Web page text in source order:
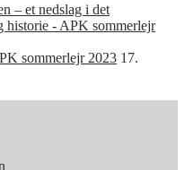
– et nedslag i det
historie - APK sommerlejr
sommerlejr 2023 17.